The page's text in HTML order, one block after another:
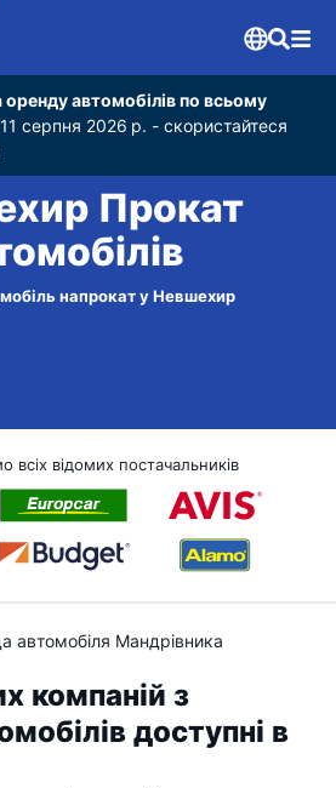
автомобілів по всьому
серпня 2026 р. - скористайтеся
Прокат
напрокат у Невшехир
всіх відомих постачальників
автомобіля Мандрівника
компаній з
доступні в